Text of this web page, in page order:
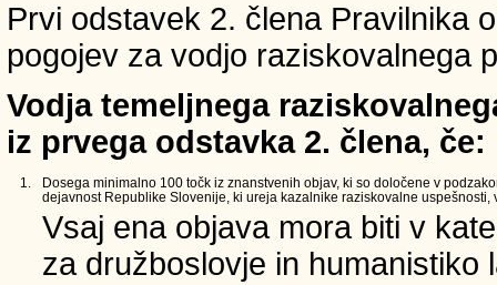
Prvi odstavek 2. člena Pravilnika
pogojev za vodjo raziskovalnega
Vodja temeljnega
iz prvega odstavka 2. člena, če:
1.
Dosega minimalno 100 točk iz znanstvenih objav, ki so določene v
dejavnost Republike Slovenije, ki ureja kazalnike raziskovalne uspešnosti,
Vsaj ena objava mora biti v
za družboslovje in humanistiko